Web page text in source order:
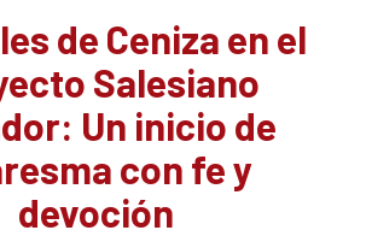
de Ceniza en el
Salesiano
Un inicio de
con fe y
devoción